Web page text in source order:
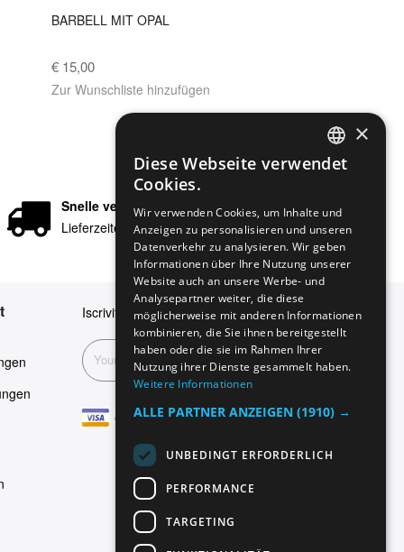
BARBELL MIT OPAL
€ 15,00
Zur Wunschliste hinzufügen
Snelle verzending
Lieferzeiten in 24/48 Stunden
Iscriviti alla nostra newsletter
Abonnieren
ENGLISH
ITALIAN
SPANISH
×
Diese Webseite verwendet
Cookies.
Wir verwenden Cookies, um Inhalte und
Anzeigen zu personalisieren und unseren
Datenverkehr zu analysieren. Wir geben
Informationen über Ihre Nutzung unserer
Website auch an unsere Werbe- und
Analysepartner weiter, die diese
möglicherweise mit anderen Informationen
kombinieren, die Sie ihnen bereitgestellt
haben oder die sie im Rahmen Ihrer
Nutzung ihrer Dienste gesammelt haben.
Weitere Informationen
ALLE PARTNER ANZEIGEN (1910) →
UNBEDINGT ERFORDERLICH
PERFORMANCE
TARGETING